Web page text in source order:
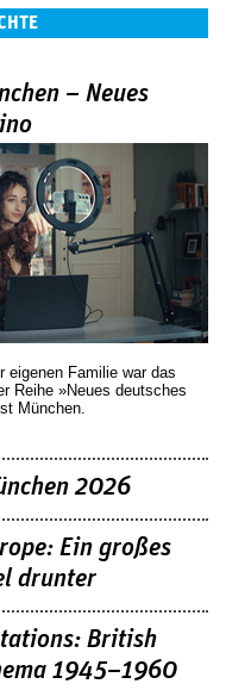
– Neues
eigenen Familie war das
Reihe »Neues deutsches
München.
2026
Ein großes
drunter
British
1945–1960